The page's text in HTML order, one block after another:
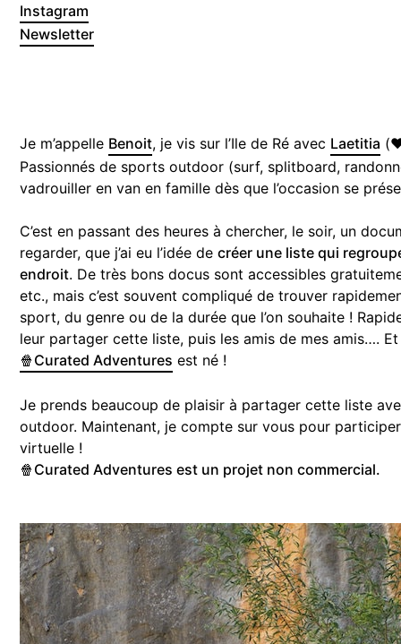
Instagram
Newsletter
Je m’appelle Benoit, je vis sur l’Ile de Ré avec Laetitia
Passionnés de sports outdoor (surf, splitboard,
vadrouiller en van en famille dès que l’occasion se
C’est en passant des heures à chercher, le soir, un
regarder, que j’ai eu l’idée decréer une liste qui
endroit. De très bons docus sont accessibles
etc., mais c’est souvent compliqué de trouver
sport, du genre ou de la durée que l’on souhaite !
leur partager cette liste, puis les amis de mes amis…. Et
🍿Curated Adventures est né !
Je prends beaucoup de plaisir à partager cette liste
outdoor. Maintenant, je compte sur vous pour
virtuelle !
🍿Curated Adventures est un projet non commercial.